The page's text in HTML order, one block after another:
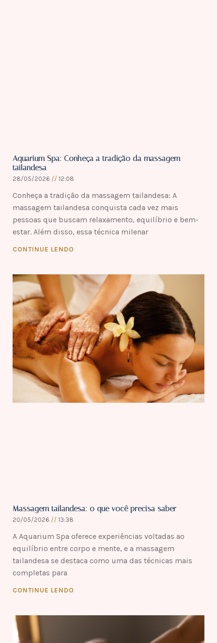
Aquarium Spa: Conheça a tradição da massagem
tailandesa
28/05/2026 12:08
Conheça a tradição da massagem tailandesa: A
massagem tailandesa conquista cada vez mais
pessoas que buscam relaxamento, equilíbrio e bem-
estar. Além disso, essa técnica milenar
CONTINUE LENDO
Massagem tailandesa: o que você precisa saber
20/05/2026 13:38
A Aquarium Spa oferece experiências voltadas ao
equilíbrio entre corpo e mente, e a massagem
tailandesa se destaca como uma das técnicas mais
completas para
CONTINUE LENDO